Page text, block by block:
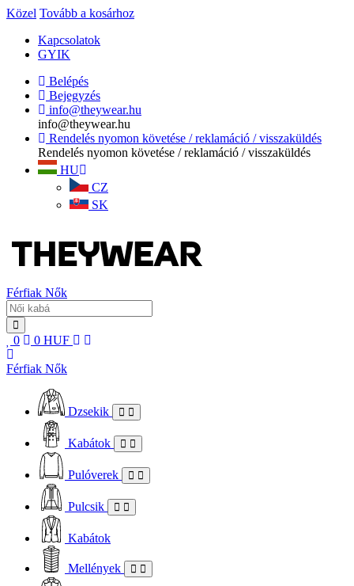
Közel Tovább a kosárhoz
Kapcsolatok
GYIK
Belépés
Bejegyzés
info@theywear.hu
info@theywear.hu
Rendelés nyomon követése / reklamáció / visszaküldés
Rendelés nyomon követése / reklamáció / visszaküldés
HU
CZ
SK
Férfiak Nők
0 0 HUF
Férfiak Nők
Dzsekik
Kabátok
Pulóverek
Pulcsik
Kabátok
Mellények